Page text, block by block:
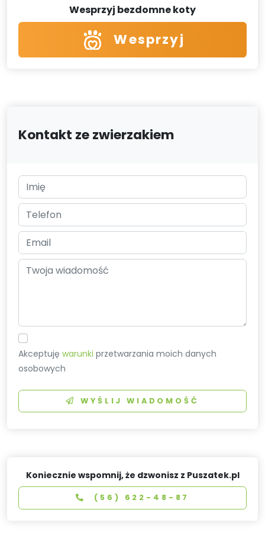
Wesprzyj bezdomne koty
Wesprzyj
Kontakt ze zwierzakiem
Akceptujęwarunki przetwarzania moich danych
osobowych
WYŚLIJ WIADOMOŚĆ
Koniecznie wspomnij, że dzwonisz z Puszatek.pl
(56) 622-48-87